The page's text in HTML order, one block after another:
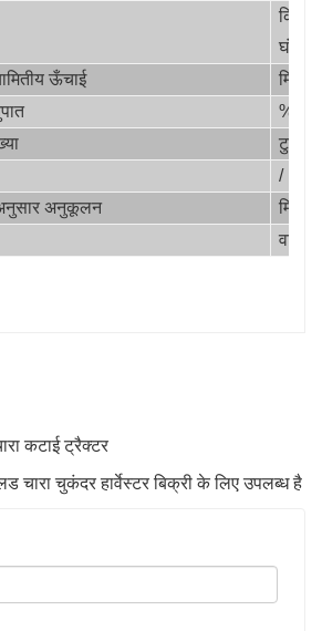
किमी/
घंटा
ऊँचाई
मिमी
%
टुकड़ा
/
अनुकूलन
मिमी
वां
कटाई ट्रैक्टर
चारा चुकंदर हार्वेस्टर बिक्री के लिए उपलब्ध है